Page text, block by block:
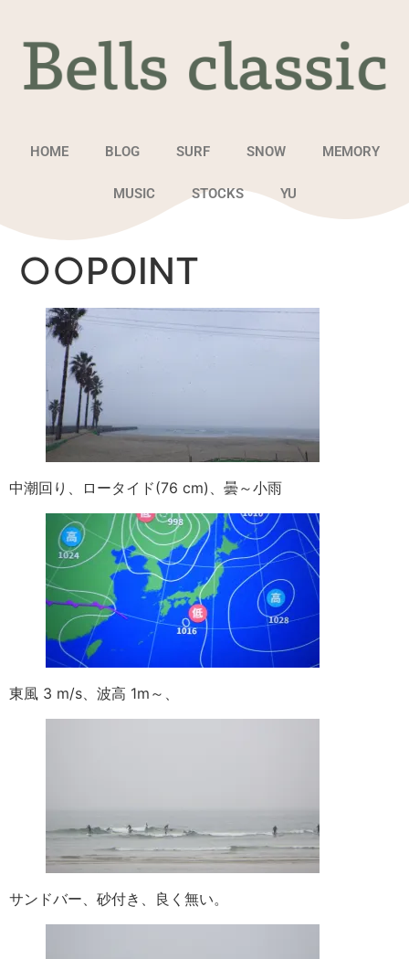
HOME BLOG SURF SNOW MEMORY
MUSIC STOCKS YU
○○POINT
中潮回り、ロータイド(76 cm)、曇～小雨
東風 3 m/s、波高 1m～、
サンドバー、砂付き、良く無い。